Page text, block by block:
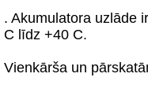
. Akumulatora uzlāde
C līdz +40 C.
Vienkārša un